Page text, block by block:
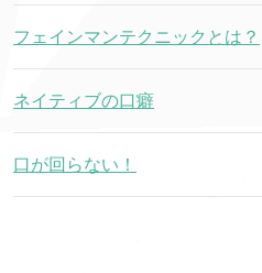
フェインマンテクニックとは？
ネイティブの口癖
口が回らない！